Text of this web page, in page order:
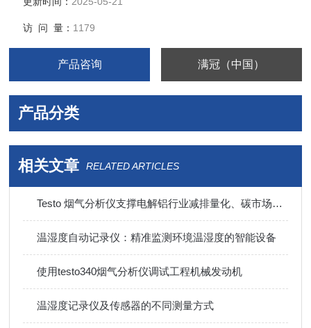
访 问 量： 1179
产品咨询 满冠（中国）
产品分类
相关文章 RELATED ARTICLES
Testo 烟气分析仪支撑电解铝行业减排量化、碳市场履约与工艺升级
温湿度自动记录仪：精准监测环境温湿度的智能设备
使用testo340烟气分析仪调试工程机械发动机
温湿度记录仪及传感器的不同测量方式